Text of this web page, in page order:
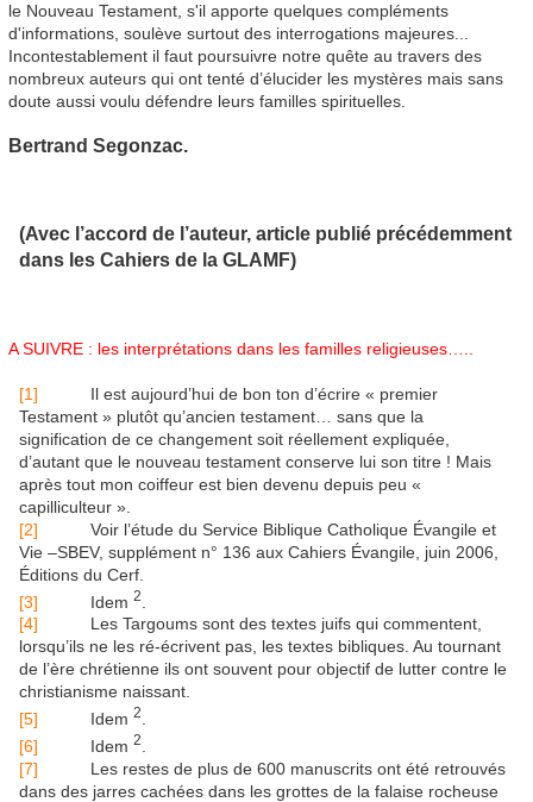
le Nouveau Testament, s'il apporte quelques compléments
d'informations, soulève surtout des interrogations majeures...
Incontestablement il faut poursuivre notre quête au travers des
nombreux auteurs qui ont tenté d’élucider les mystères mais sans
doute aussi voulu défendre leurs familles spirituelles.
Bertrand Segonzac.
(Avec l’accord de l’auteur, article publié précédemment
dans les Cahiers de la GLAMF)
A SUIVRE : les interprétations dans les familles religieuses…..
[1] Il est aujourd’hui de bon ton d’écrire « premier
Testament » plutôt qu’ancien testament… sans que la
signification de ce changement soit réellement expliquée,
d’autant que le nouveau testament conserve lui son titre ! Mais
après tout mon coiffeur est bien devenu depuis peu «
capilliculteur ».
[2] Voir l’étude du Service Biblique Catholique Évangile et
Vie –SBEV, supplément n° 136 aux Cahiers Évangile, juin 2006,
Éditions du Cerf.
[3] Idem 2
[4] Les Targoums sont des textes juifs qui commentent,
lorsqu’ils ne les ré-écrivent pas, les textes bibliques. Au tournant
de l’ère chrétienne ils ont souvent pour objectif de lutter contre le
christianisme naissant.
[5] Idem 2
[6] Idem 2
[7] Les restes de plus de 600 manuscrits ont été retrouvés
dans des jarres cachées dans les grottes de la falaise rocheuse